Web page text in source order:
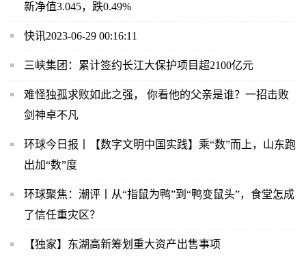
新净值3.045，跌0.49%
快讯2023-06-29 00:16:11
三峡集团：累计签约长江大保护项目超2100亿元
难怪独孤求败如此之强， 你看他的父亲是谁？一招击败
剑神卓不凡
环球今日报丨【数字文明中国实践】乘“数”而上，山东跑
出加“数”度
环球聚焦：潮评丨从“指鼠为鸭”到“鸭变鼠头”，食堂怎成
了信任重灾区？
【独家】东湖高新筹划重大资产出售事项